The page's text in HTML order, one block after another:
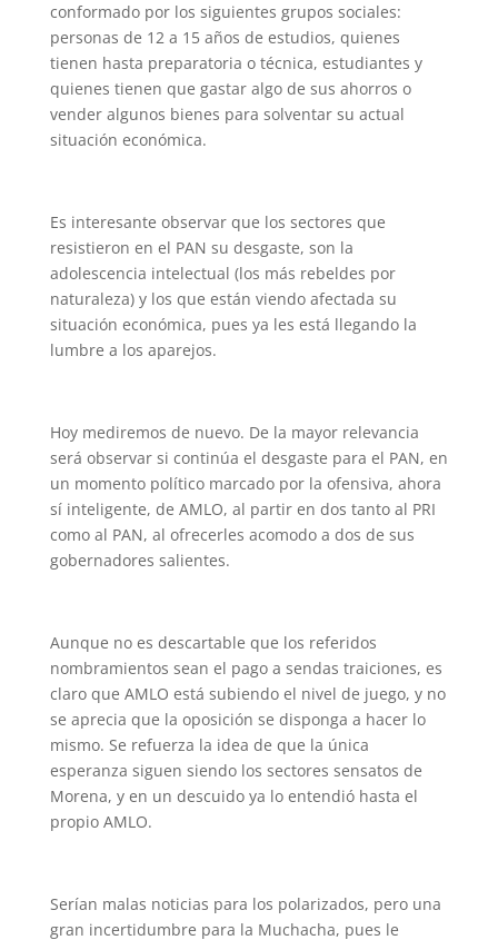
conformado por los siguientes grupos sociales:
personas de 12 a 15 años de estudios, quienes
tienen hasta preparatoria o técnica, estudiantes y
quienes tienen que gastar algo de sus ahorros o
vender algunos bienes para solventar su actual
situación económica.
Es interesante observar que los sectores que
resistieron en el PAN su desgaste, son la
adolescencia intelectual (los más rebeldes por
naturaleza) y los que están viendo afectada su
situación económica, pues ya les está llegando la
lumbre a los aparejos.
Hoy mediremos de nuevo. De la mayor relevancia
será observar si continúa el desgaste para el PAN, en
un momento político marcado por la ofensiva, ahora
sí inteligente, de AMLO, al partir en dos tanto al PRI
como al PAN, al ofrecerles acomodo a dos de sus
gobernadores salientes.
Aunque no es descartable que los referidos
nombramientos sean el pago a sendas traiciones, es
claro que AMLO está subiendo el nivel de juego, y no
se aprecia que la oposición se disponga a hacer lo
mismo. Se refuerza la idea de que la única
esperanza siguen siendo los sectores sensatos de
Morena, y en un descuido ya lo entendió hasta el
propio AMLO.
Serían malas noticias para los polarizados, pero una
gran incertidumbre para la Muchacha, pues le